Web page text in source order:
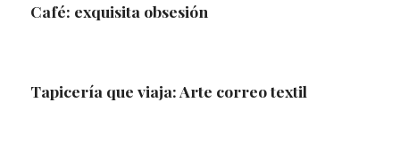
Café: exquisita obsesión
Tapicería que viaja: Arte correo textil